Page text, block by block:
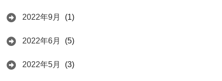
2022年9月 (1)
2022年6月 (5)
2022年5月 (3)